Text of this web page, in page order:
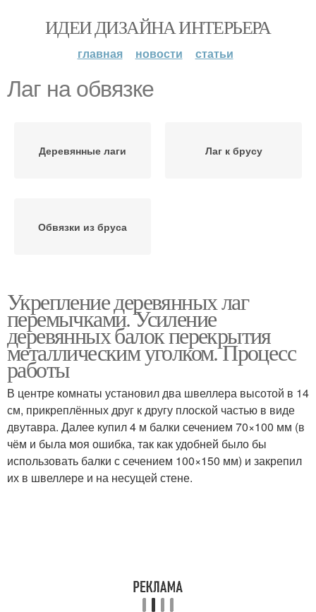
ИДЕИ ДИЗАЙНА ИНТЕРЬЕРА
главная новости статьи
Лаг на обвязке
Деревянные лаги Лаг к брусу
Обвязки из бруса
Укрепление деревянных лаг
перемычками. Усиление
деревянных балок перекрытия
металлическим уголком. Процесс
работы
В центре комнаты установил два швеллера высотой в 14
см, прикреплённых друг к другу плоской частью в виде
двутавра. Далее купил 4 м балки сечением 70×100 мм (в
чём и была моя ошибка, так как удобней было бы
использовать балки с сечением 100×150 мм) и закрепил
их в швеллере и на несущей стене.